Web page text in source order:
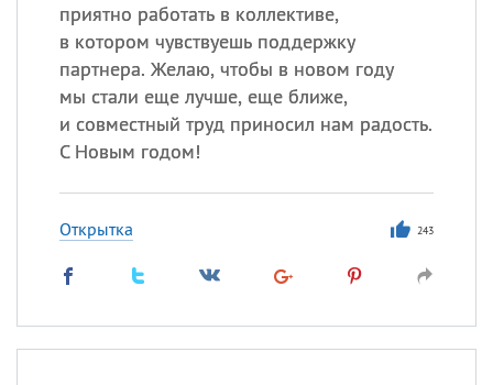
приятно работать в коллективе,
в котором чувствуешь поддержку
партнера. Желаю, чтобы в новом году
мы стали еще лучше, еще ближе,
и совместный труд приносил нам радость.
С Новым годом!
Открытка 243